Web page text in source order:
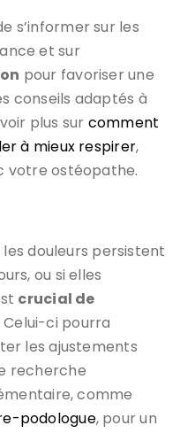
s’informer sur les
et sur
pour favoriser une
conseils adaptés à
plus sur comment
à mieux respirer,
votre ostéopathe.
douleurs persistent
ou si elles
crucial de
Celui-ci pourra
les ajustements
recherche
comme
podologue, pour un